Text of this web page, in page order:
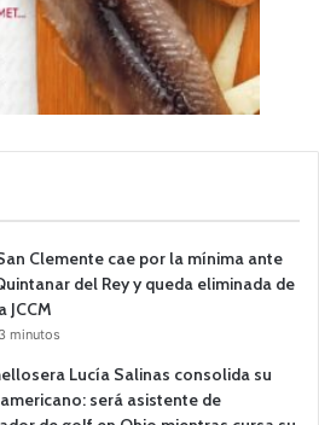
Clemente cae por la mínima ante
del Rey y queda eliminada de
JCCM
minutos
Lucía Salinas consolida su
será asistente de